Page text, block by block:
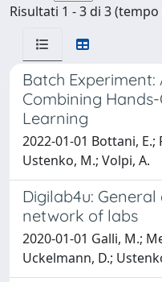
Risultati 1 - 3 di 3
Batch
Combining
Learning
2022-01-01 Bottani, E.;
Ustenko, M.; Volpi, A.
Digilab4u:
network of labs
2020-01-01 Galli, M.;
Uckelmann, D.;